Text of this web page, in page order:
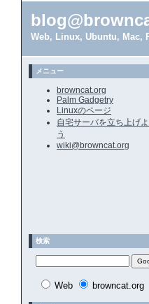
Web, Linux, Ubuntu, Mac,
メニュー
browncat.org
Palm Gadgetry
Linuxのページ
自宅サーバを立ち上げよ
う
wiki@browncat.org
検索
Web browncat.org